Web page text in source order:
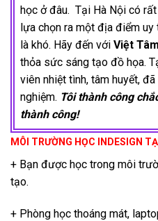
học ở đâu. Tại Hà Nội có
lựa chọn ra một địa điểm
là khó. Hãy đến với Việt
thỏa sức sáng tạo đồ họa.
viên nhiệt tình, tâm huyết,
nghiệm. Tôi thành công
thành công!
MÔI TRƯỜNG HỌC INDESIGN
+ Bạn được học trong môi
tạo.
+ Phòng học thoáng mát,